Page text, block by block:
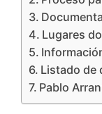
Lugares
Listado de
Pablo